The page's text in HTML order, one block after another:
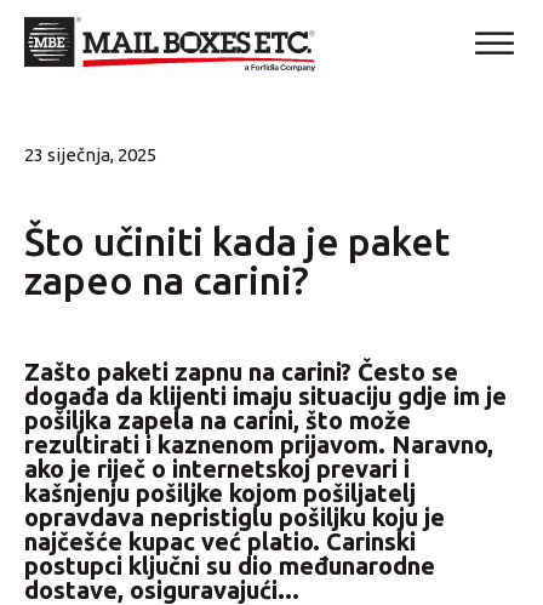
23 siječnja, 2025
Što učiniti kada je paket
zapeo na carini?
Zašto paketi zapnu na carini? Često se
događa da klijenti imaju situaciju gdje im je
pošiljka zapela na carini, što može
rezultirati i kaznenom prijavom. Naravno,
ako je riječ o internetskoj prevari i
kašnjenju pošiljke kojom pošiljatelj
opravdava nepristiglu pošiljku koju je
najčešće kupac već platio. Carinski
postupci ključni su dio međunarodne
dostave, osiguravajući...